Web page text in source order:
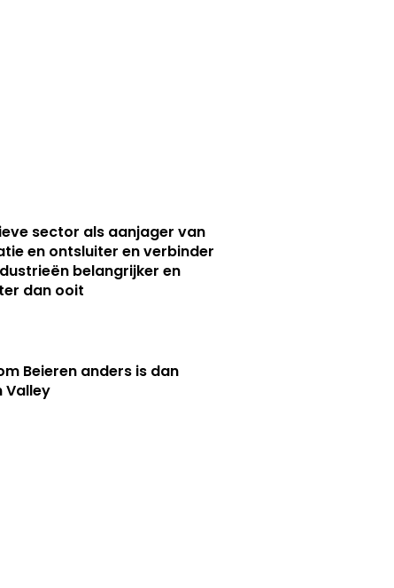
sector als aanjager van
en ontsluiter en verbinder
belangrijker en
dan ooit
Beieren anders is dan
Valley